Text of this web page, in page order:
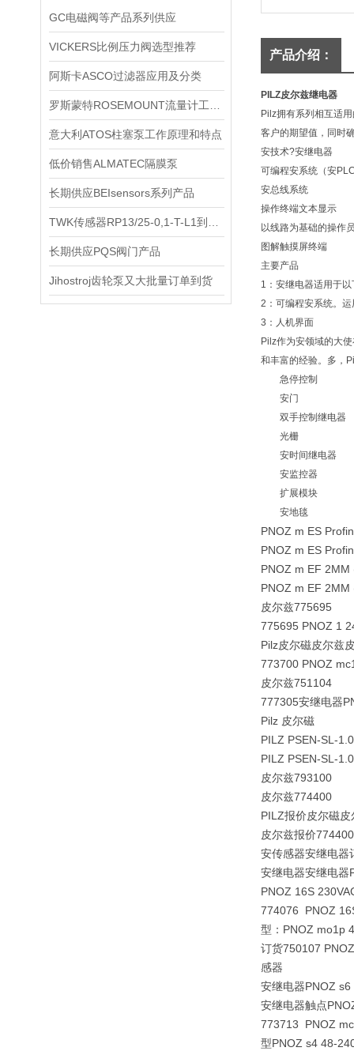
GC电磁阀等产品系列供应
VICKERS比例压力阀选型推荐
阿斯卡ASCO过滤器应用及分类
意大利ATOS柱塞泵工作原理和特点
低价销售ALMATEC隔膜泵
长期供应BEIsensors系列产品
长期供应PQS阀门产品
Jihostroj齿轮泵又大批量订单到货
产品介绍：
PILZ皮尔兹继电器
Pilz拥有系列相互适
客户的期望值，同时
安技术?安继电器
可编程安系统（安
安总线系统
操作终端文本显示
以线路为基础的操作
图解触摸屏终端
主要产品
1：安继电器适用于
2：可编程安系统。
3：人机界面
Pilz作为安领域的大
和丰富的经验。多，
急停控制
安门
双手控制继电器
光栅
安时间继电器
安监控器
扩展模块
安地毯
PNOZ m ES
PNOZ m ES
PNOZ m EF
PNOZ m EF
皮尔兹775695
775695 PNOZ 1
Pilz皮尔磁皮尔兹
773700 PNOZ
皮尔兹751104
777305安继电器
Pilz 皮尔磁
PILZ PSEN-SL-
PILZ PSEN-SL-
皮尔兹793100
皮尔兹774400
PILZ报价皮尔磁
皮尔兹报价774400
安传感器安继电器
安继电器安继电
PNOZ 16S
774076 PNOZ
型：PNOZ mo1p
订货750107
感器
安继电器PNOZ
安继电器触点
773713 PNOZ
型PNOZ s4 48-